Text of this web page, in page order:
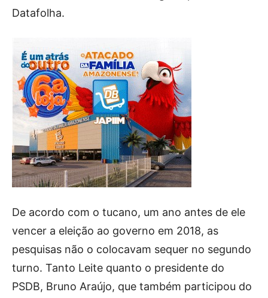
Datafolha.
De acordo com o tucano, um ano antes de ele
vencer a eleição ao governo em 2018, as
pesquisas não o colocavam sequer no segundo
turno. Tanto Leite quanto o presidente do
PSDB, Bruno Araújo, que também participou do